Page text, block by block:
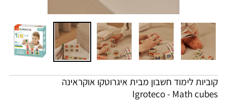
קוביות לימוד חשבון מבית איגרוטקו אוקראינה
Igroteco - Math cubes